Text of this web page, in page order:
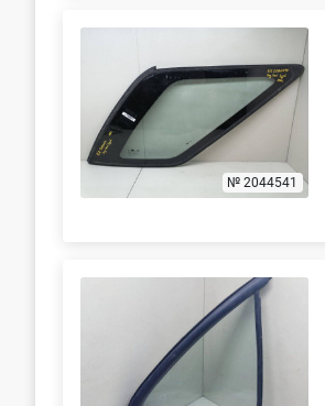
№ 2044541